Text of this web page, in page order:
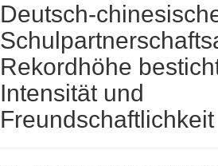
Deutsch-
Rekordhöhe
Intensität und
Freundschaftlichkeit